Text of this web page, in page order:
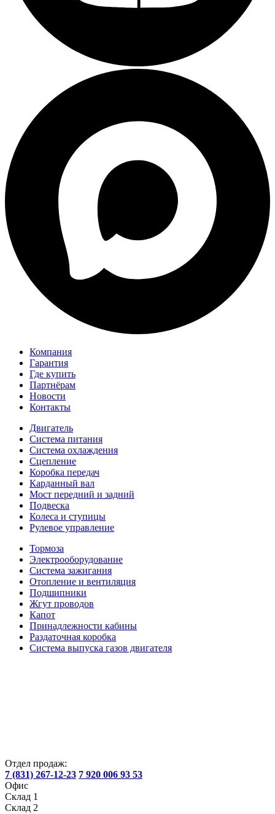
Компания
Гарантия
Где купить
Партнёрам
Новости
Контакты
Двигатель
Система питания
Система охлаждения
Сцепление
Коробка передач
Карданный вал
Мост передний и задний
Подвеска
Колеса и ступицы
Рулевое управление
Тормоза
Электрооборудование
Система зажигания
Отопление и вентиляция
Подшипники
Жгут проводов
Капот
Принадлежности кабины
Раздаточная коробка
Система выпуска газов двигателя
Отдел продаж:
7 (831) 267-12-23 7 920 006 93 53
Офис
Склад 1
Склад 2